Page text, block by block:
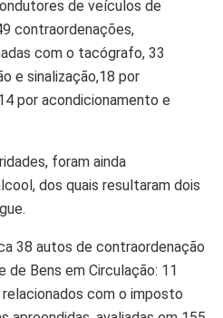
de veículos de
contraordenações,
com o tacógrafo, 33
e sinalização,18 por
por acondicionamento e
foram ainda
dos quais resultaram dois
38 autos de contraordenação
de Bens em Circulação: 11
com o imposto